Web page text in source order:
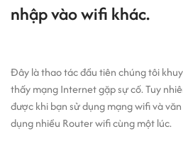
nhập vào wifi khác.
Đây là thao tác đầu tiên chúng tôi
thấy mạng Internet gặp sự cố. Tuy
được khi bạn sử dụng mạng wifi và
dụng nhiều Router wifi cùng một lúc.